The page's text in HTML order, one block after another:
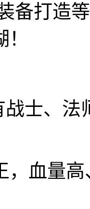
备打造
战士、
，血量